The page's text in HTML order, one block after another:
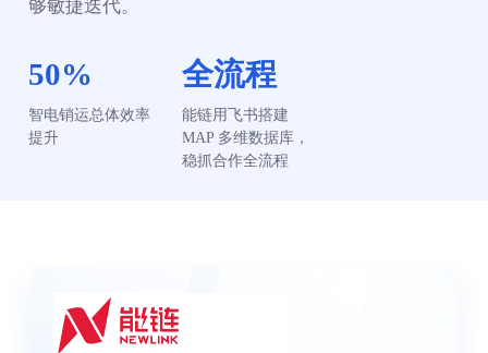
够敏捷迭代。
50%
智电销运总体效率
提升
全流程
能链用飞书搭建
MAP 多维数据库，
稳抓合作全流程